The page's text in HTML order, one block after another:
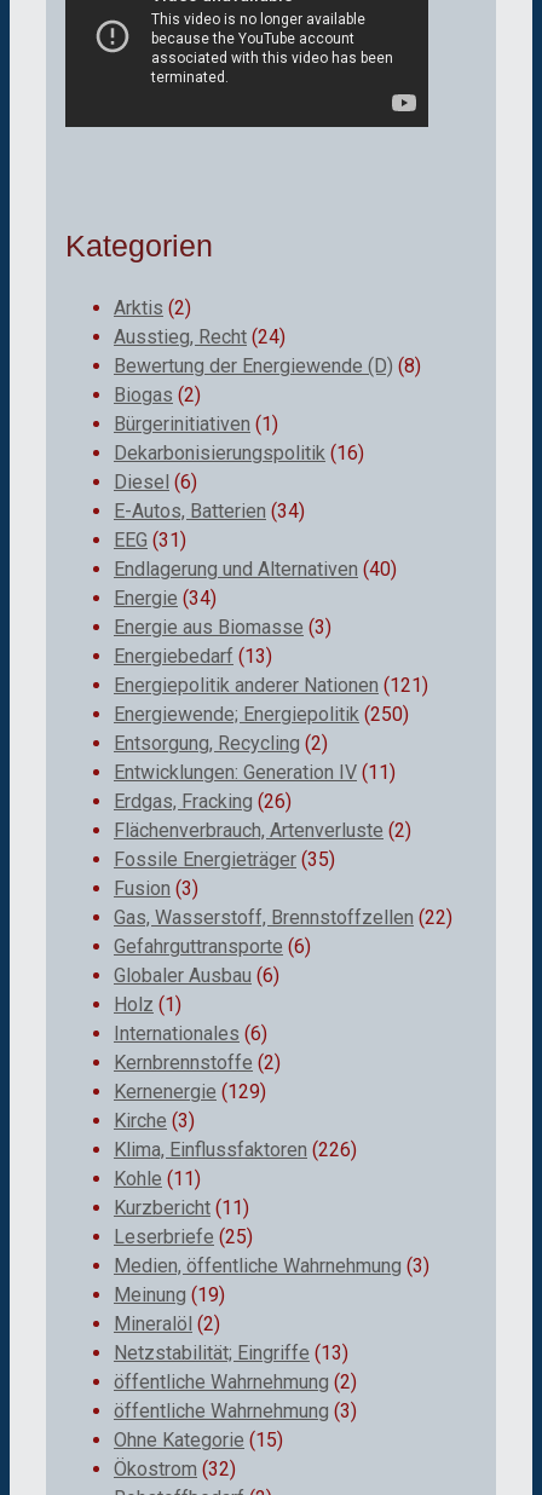
Kategorien
Arktis (2)
Ausstieg, Recht (24)
Bewertung der Energiewende (D) (8)
Biogas (2)
Bürgerinitiativen (1)
Dekarbonisierungspolitik (16)
Diesel (6)
E-Autos, Batterien (34)
EEG (31)
Endlagerung und Alternativen (40)
Energie (34)
Energie aus Biomasse (3)
Energiebedarf (13)
Energiepolitik anderer Nationen (121)
Energiewende; Energiepolitik (250)
Entsorgung, Recycling (2)
Entwicklungen: Generation IV (11)
Erdgas, Fracking (26)
Flächenverbrauch, Artenverluste (2)
Fossile Energieträger (35)
Fusion (3)
Gas, Wasserstoff, Brennstoffzellen (22)
Gefahrguttransporte (6)
Globaler Ausbau (6)
Holz (1)
Internationales (6)
Kernbrennstoffe (2)
Kernenergie (129)
Kirche (3)
Klima, Einflussfaktoren (226)
Kohle (11)
Kurzbericht (11)
Leserbriefe (25)
Medien, öffentliche Wahrnehmung (3)
Meinung (19)
Mineralöl (2)
Netzstabilität; Eingriffe (13)
öffentliche Wahrnehmung (2)
öffentliche Wahrnehmung (3)
Ohne Kategorie (15)
Ökostrom (32)